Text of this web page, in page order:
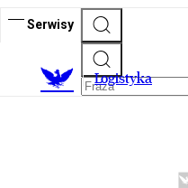
Serwisy
Logistyka